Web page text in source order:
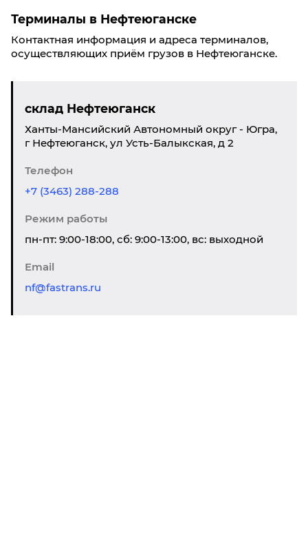
Терминалы в Нефтеюганске
Контактная информация и адреса терминалов,
осуществляющих приём грузов в Нефтеюганске.
склад Нефтеюганск
Ханты-Мансийский Автономный округ - Югра,
г Нефтеюганск, ул Усть-Балыкская, д 2
Телефон
+7 (3463) 288-288
Режим работы
пн-пт: 9:00-18:00, сб: 9:00-13:00, вс: выходной
Email
nf@fastrans.ru